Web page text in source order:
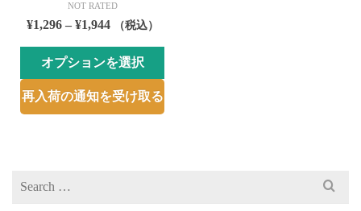
NOT RATED
¥1,296 – ¥1,944価
帯:
¥1,296
–
（税込）
オプションを選択
こ
の
は
複
再入荷の通知を受け取る
Search